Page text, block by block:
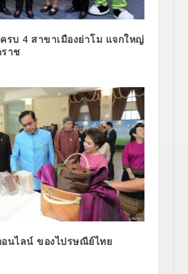
รบ 4 สาขาเมืองย่าโม แจกใหญ่
าช
นไลน์ ของไปรษณีย์ไทย